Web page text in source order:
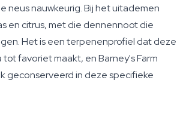
neus nauwkeurig. Bij het uitademen
en citrus, met die dennennoot die
Het is een terpenenprofiel dat deze
tot favoriet maakt, en Barney's Farm
geconserveerd in deze specifieke